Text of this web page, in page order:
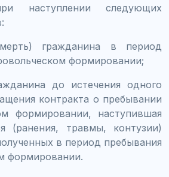
наступлении следующих
гражданина в период
формировании;
до истечения одного
контракта о пребывании
формировании, наступившая
(ранения, травмы, контузии)
в период пребывания
формировании.